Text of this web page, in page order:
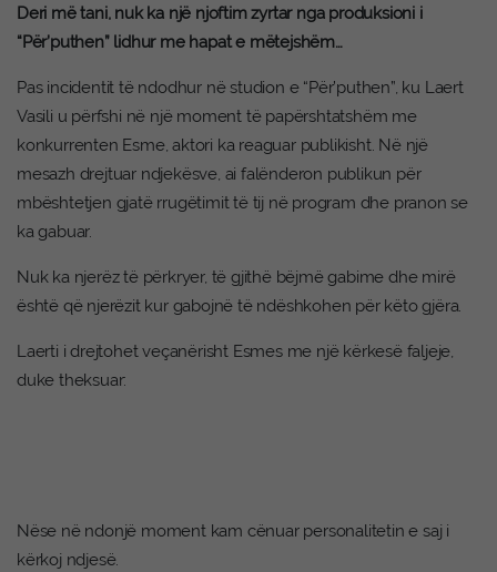
Deri më tani, nuk ka një njoftim zyrtar nga produksioni i
“Për’puthen” lidhur me hapat e mëtejshëm…
Pas incidentit të ndodhur në studion e “Për’puthen”, ku Laert
Vasili u përfshi në një moment të papërshtatshëm me
konkurrenten Esme, aktori ka reaguar publikisht. Në një
mesazh drejtuar ndjekësve, ai falënderon publikun për
mbështetjen gjatë rrugëtimit të tij në program dhe pranon se
ka gabuar.
Nuk ka njerëz të përkryer, të gjithë bëjmë gabime dhe mirë
është që njerëzit kur gabojnë të ndëshkohen për këto gjëra.
Laerti i drejtohet veçanërisht Esmes me një kërkesë faljeje,
duke theksuar:
Nëse në ndonjë moment kam cënuar personalitetin e saj i
kërkoj ndjesë.